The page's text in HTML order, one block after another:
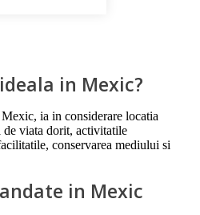
in Mexic?
ia in considerare locatia
de viata dorit, activitatile
conservarea mediului si
in Mexic